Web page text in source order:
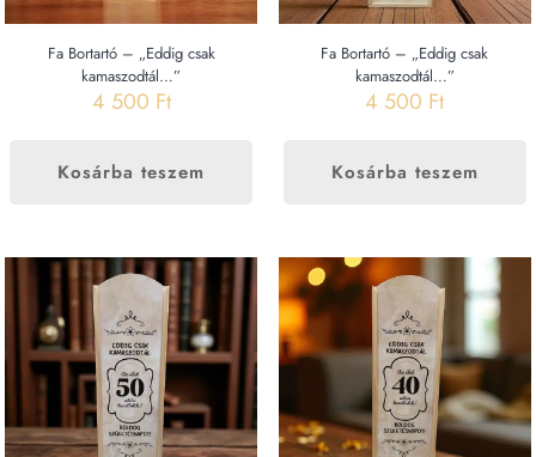
Fa Bortartó – „Eddig csak
kamaszodtál…”
4 500 Ft
Kosárba teszem
Fa Bortartó – „Eddig csak
kamaszodtál…”
4 500 Ft
Kosárba teszem